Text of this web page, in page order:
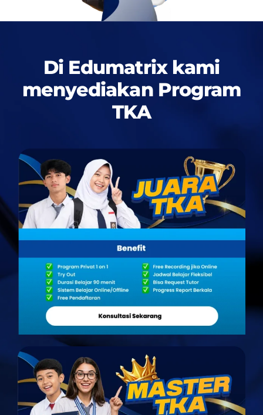
Di Edumatrix kami
menyediakan Program
TKA